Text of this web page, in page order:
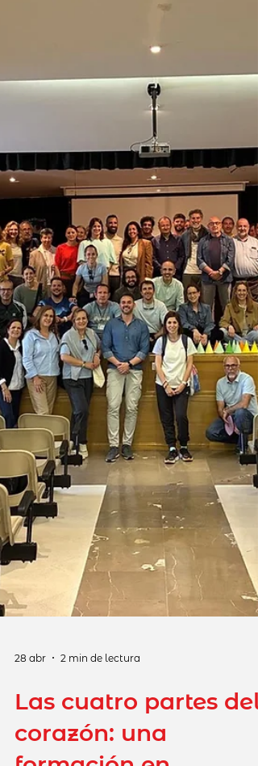
actual de la Red, así como la
de líneas de acción para su
fortalecimiento. Durante estos dos
primeros días, el trabajo se estructuró
en torno a dos grandes bloques
temáticos, centrados en la evaluación
de las regiones y los equipos de
trabajo, y la evaluación de la
de certificación MELIOR y el proceso
del MEGCA